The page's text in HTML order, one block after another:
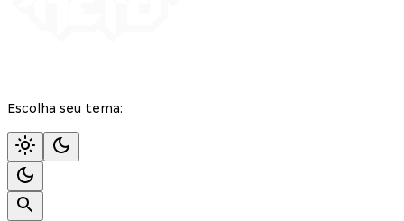
Escolha seu tema: